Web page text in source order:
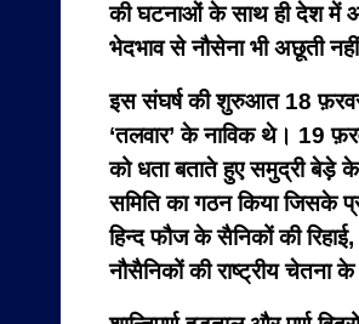
की घटनाओं के साथ ही देश में
भेदभाव से नौसेना भी अछूती
इस संघर्ष की शुरुआत 18 फ़रवरी
‘तलवार’ के नाविक थे। 19
को धता बताते हुए समुद्री बेड़े
समिति का गठन किया जिसके
हिन्द फौज के सैनिकों की
नौसैनिकों की राष्ट्रीय चेतना